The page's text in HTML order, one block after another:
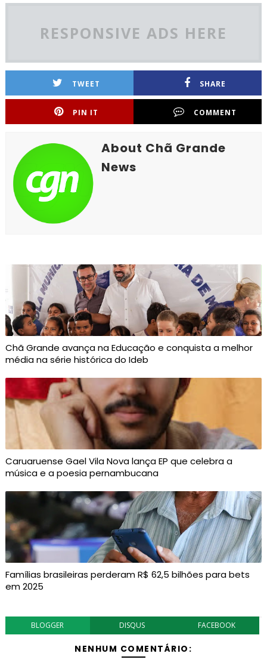
RESPONSIVE ADS HERE
TWEET SHARE
PIN IT COMMENT
About Chã Grande
News
Chã Grande avança na Educação e conquista a melhor
média na série histórica do Ideb
Caruaruense Gael Vila Nova lança EP que celebra a
música e a poesia pernambucana
Famílias brasileiras perderam R$ 62,5 bilhões para bets
em 2025
BLOGGER DISQUS FACEBOOK
NENHUM COMENTÁRIO: